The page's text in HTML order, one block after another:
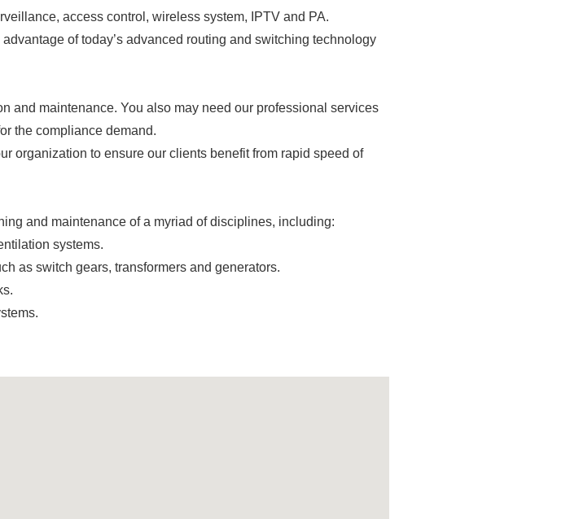
access control, wireless system, IPTV and PA.
of today’s advanced routing and switching technology
and maintenance. You also may need our professional services
the compliance demand.
organization to ensure our clients benefit from rapid speed of
and maintenance of a myriad of disciplines, including:
systems.
as switch gears, transformers and generators.